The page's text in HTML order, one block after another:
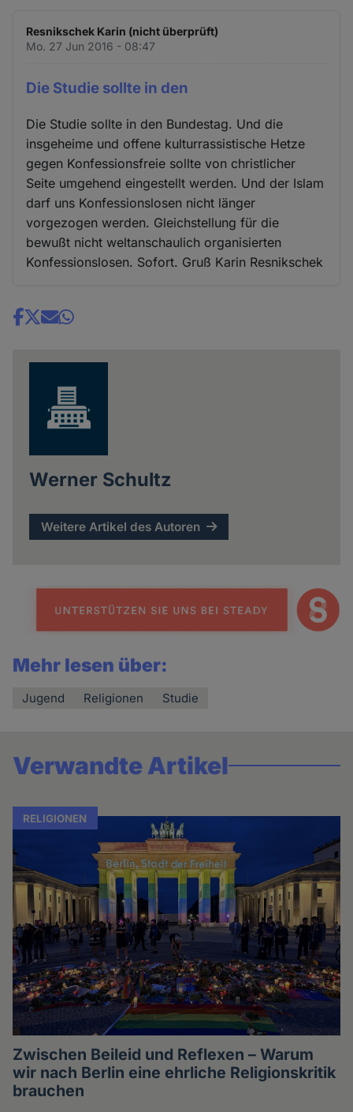
Resnikschek Karin (nicht überprüft)
Mo. 27 Jun 2016 - 08:47
Die Studie sollte in den
Die Studie sollte in den Bundestag. Und die
insgeheime und offene kulturrassistische Hetze
gegen Konfessionsfreie sollte von christlicher
Seite umgehend eingestellt werden. Und der Islam
darf uns Konfessionslosen nicht länger
vorgezogen werden. Gleichstellung für die
bewußt nicht weltanschaulich organisierten
Konfessionslosen. Sofort. Gruß Karin Resnikschek
Share
Werner Schultz
Weitere Artikel des Autoren
Mehr lesen über:
Jugend Religionen Studie
Verwandte Artikel
RELIGIONEN
Zwischen Beileid und Reflexen – Warum
wir nach Berlin eine ehrliche Religionskritik
brauchen